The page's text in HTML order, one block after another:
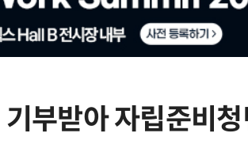
부받아 자립준비